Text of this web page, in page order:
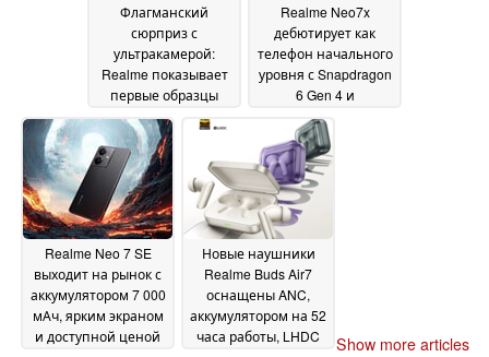
Флагманский
сюрприз с
ультракамерой:
Realme показывает
первые образцы
фотографий и
подтверждает
впечатляющие
характеристики27
February 2025
Realme Neo7x
дебютирует как
телефон начального
уровня с Snapdragon
6 Gen 4 и
аккумулятором на 6
000 мАч26 February 2025
Realme Neo 7 SE
выходит на рынок с
аккумулятором 7 000
мАч, ярким экраном
и доступной ценой
Новые наушники
Realme Buds Air7
оснащены ANC,
аккумулятором на 52
часа работы, LHDC
Show more articles